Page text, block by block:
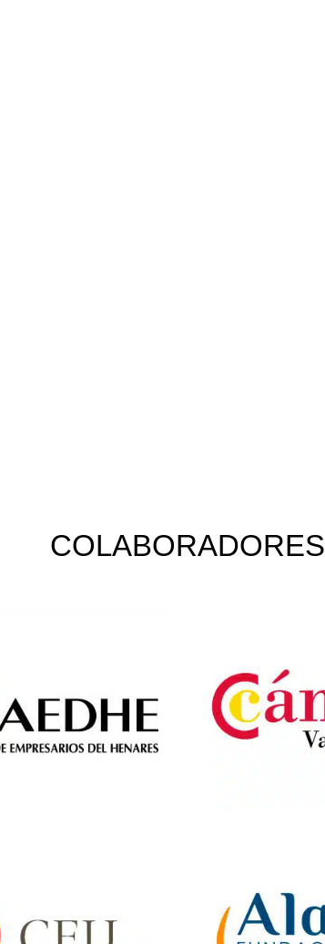
COLABORADORES